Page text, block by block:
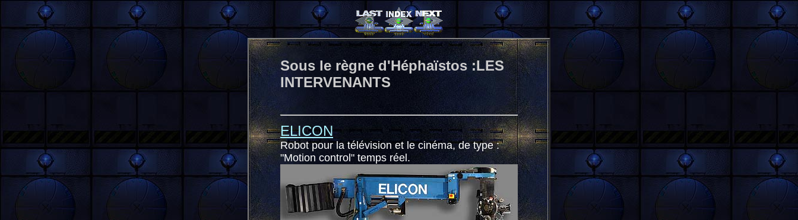
Sous le règne d'Héphaïstos :LES
INTERVENANTS
ELICON
Robot pour la télévision et le cinéma, de type :
"Motion control" temps réel.